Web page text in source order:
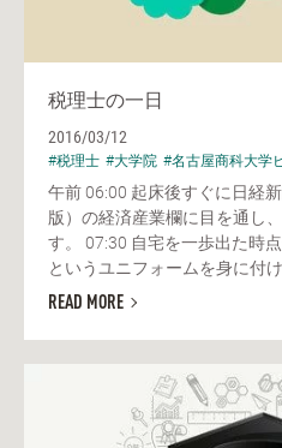
税理士の一日
2016/03/12
#税理士 #大学院 #名古屋商科大学
午前 06:00 起床後すぐに日経
版）の経済産業欄に目を通し
す。 07:30 自宅を一歩出た時
というユニフォームを身に付け
READ MORE